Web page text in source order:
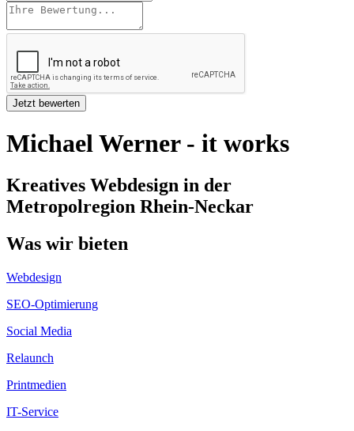
Michael Werner - it works
Kreatives Webdesign in der
Metropolregion Rhein-Neckar
Was wir bieten
Webdesign
SEO-Optimierung
Social Media
Relaunch
Printmedien
IT-Service